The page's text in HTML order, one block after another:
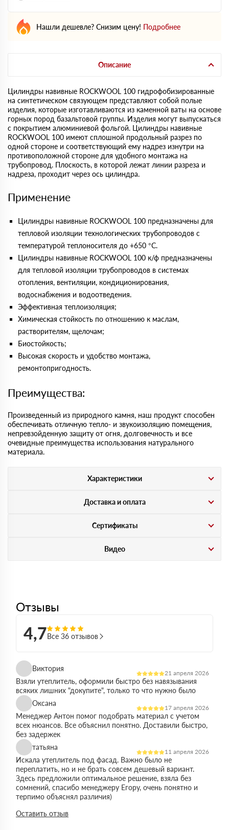
Нашли дешевле? Снизим цену! Подробнее
Описание
Цилиндры навивные ROCKWOOL 100 гидрофобизированные
на синтетическом связующем представляют собой полые
изделия, которые изготавливаются из каменной ваты на основе
горных пород базальтовой группы. Изделия могут выпускаться
с покрытием алюминиевой фольгой. Цилиндры навивные
ROCKWOOL 100 имеют сплошной продольный разрез по
одной стороне и соответствующий ему надрез изнутри на
противоположной стороне для удобного монтажа на
трубопровод. Плоскость, в которой лежат линии разреза и
надреза, проходит через ось цилиндра.
Применение
Цилиндры навивные ROCKWOOL 100 предназначены для
тепловой изоляции технологических трубопроводов с
температурой теплоносителя до +650 °С.
Цилиндры навивные ROCKWOOL 100 к/ф предназначены
для тепловой изоляции трубопроводов в системах
отопления, вентиляции, кондиционирования,
водоснабжения и водоотведения.
Эффективная теплоизоляция;
Химическая стойкость по отношению к маслам,
растворителям, щелочам;
Биостойкость;
Высокая скорость и удобство монтажа,
ремонтопригодность.
Преимущества:
Произведенный из природного камня, наш продукт способен
обеспечивать отличную тепло- и звукоизоляцию помещения,
непревзойденную защиту от огня, долговечность и все
очевидные преимущества использования натурального
материала.
Характеристики
Доставка и оплата
Сертификаты
Видео
Отзывы
4,7Все 36 отзывов
Виктория
21 апреля 2026
Взяли утеплитель, оформили быстро без навязывания
всяких лишних "докупите", только то что нужно было
Оксана
17 апреля 2026
Менеджер Антон помог подобрать материал с учетом
всех нюансов. Все объяснил понятно. Доставили быстро,
без задержек
татьяна
11 апреля 2026
Искала утеплитель под фасад. Важно было не
переплатить, но и не брать совсем дешевый вариант.
Здесь предложили оптимальное решение, взяла без
сомнений, спасибо менеджеру Егору, очень понятно и
терпимо объяснял различия)
Оставить отзыв